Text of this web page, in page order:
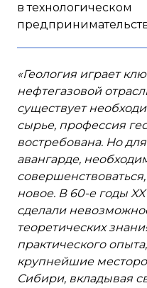
в технологическом
«Геология играет
нефтегазовой
существует
сырье, профессия
востребована. Но
авангарде,
новое. В 60-е годы XX
сделали
теоретических
практического
крупнейшие
Сибири, вкладывая